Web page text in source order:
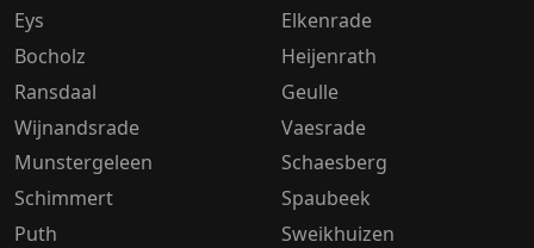
Eys
Bocholz
Ransdaal
Wijnandsrade
Munstergeleen
Schimmert
Puth
Elkenrade
Heijenrath
Geulle
Vaesrade
Schaesberg
Spaubeek
Sweikhuizen